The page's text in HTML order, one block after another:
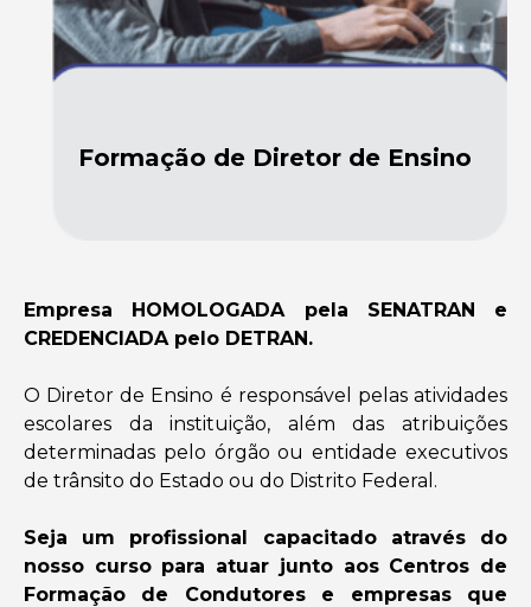
Formação de Diretor de Ensino
Empresa HOMOLOGADA pela SENATRAN e
CREDENCIADA pelo DETRAN.
O Diretor de Ensino é responsável pelas atividades
escolares da instituição, além das atribuições
determinadas pelo órgão ou entidade executivos
de trânsito do Estado ou do Distrito Federal.
Seja um profissional capacitado através do
nosso curso para atuar junto aos Centros de
Formação de Condutores e empresas que